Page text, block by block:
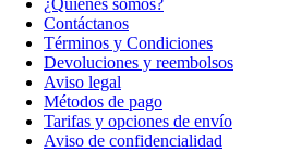
¿Quiénes somos?
Contáctanos
Términos y Condiciones
Devoluciones y reembolsos
Aviso legal
Métodos de pago
Tarifas y opciones de envío
Aviso de confidencialidad